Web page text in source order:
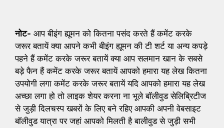
नोट- आप बीइंग ह्यूमन को कितना पसंद करते हैं कमेंट करके
जरूर बतायें क्या आपने कभी बीइंग ह्यूमन की टी शर्ट या अन्य कपड़े
पहने हैं कमेंट करके जरूर बतायें क्या आप सलमान खान के सबसे
बड़े फैन हैं कमेंट करके जरूर बतायें आपको हमारा यह लेख कितना
उपयोगी लगा कमेंट करके जरूर बतायें यदि आपको हमारा यह लेख
अच्छा लगा हो तो लाइक शेयर करना ना भूले बॉलीवुड सेलिब्रिटीज
से जुड़ी दिलचस्प खबरों के लिए बने रहिए आपकी अपनी वेबसाइट
बॉलीवुड यात्रा पर जहां आपको मिलती है बालीवुड से जुड़ी सभी